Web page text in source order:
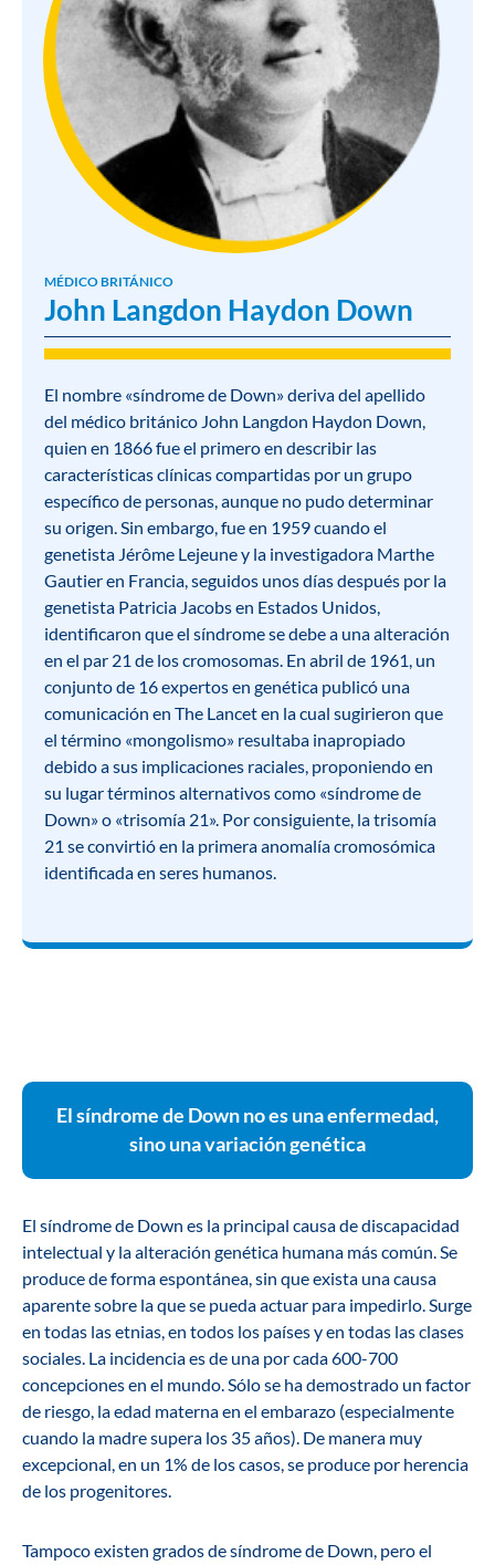
MÉDICO BRITÁNICO
John Langdon Haydon Down
El nombre «síndrome de Down» deriva del apellido
del médico británico John Langdon Haydon Down,
quien en 1866 fue el primero en describir las
características clínicas compartidas por un grupo
específico de personas, aunque no pudo determinar
su origen. Sin embargo, fue en 1959 cuando el
genetista Jérôme Lejeune y la investigadora Marthe
Gautier en Francia, seguidos unos días después por la
genetista Patricia Jacobs en Estados Unidos,
identificaron que el síndrome se debe a una alteración
en el par 21 de los cromosomas. En abril de 1961, un
conjunto de 16 expertos en genética publicó una
comunicación en The Lancet en la cual sugirieron que
el término «mongolismo» resultaba inapropiado
debido a sus implicaciones raciales, proponiendo en
su lugar términos alternativos como «síndrome de
Down» o «trisomía 21». Por consiguiente, la trisomía
21 se convirtió en la primera anomalía cromosómica
identificada en seres humanos.
El síndrome de Down no es una enfermedad,
sino una variación genética
El síndrome de Down es la principal causa de discapacidad
intelectual y la alteración genética humana más común. Se
produce de forma espontánea, sin que exista una causa
aparente sobre la que se pueda actuar para impedirlo. Surge
en todas las etnias, en todos los países y en todas las clases
sociales. La incidencia es de una por cada 600-700
concepciones en el mundo. Sólo se ha demostrado un factor
de riesgo, la edad materna en el embarazo (especialmente
cuando la madre supera los 35 años). De manera muy
excepcional, en un 1% de los casos, se produce por herencia
de los progenitores.
Tampoco existen grados de síndrome de Down, pero el